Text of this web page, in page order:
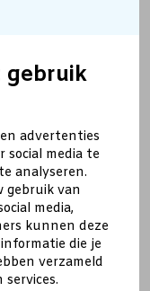
gebruik
advertenties
social media te
analyseren.
gebruik van
media,
kunnen deze
die je
verzameld